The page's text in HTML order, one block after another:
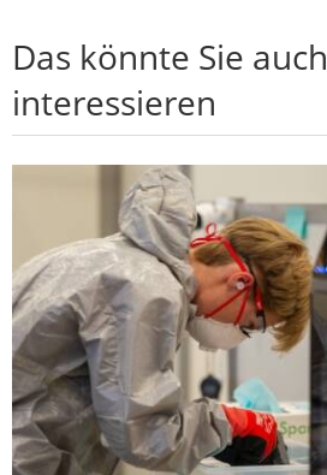
Das könnte Sie auch
interessieren